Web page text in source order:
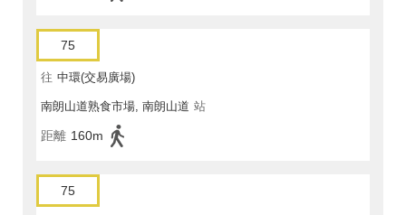
75
往 中環(交易廣場)
南朗山道熟食市場, 南朗山道 站
距離 160m
75